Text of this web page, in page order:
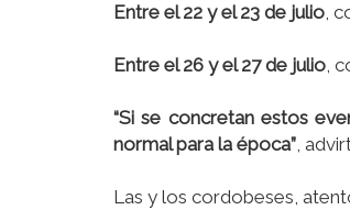
Entre el 22 y el 23 de julio,
Entre el 26 y el 27 de julio,
“Si se concretan estos
normal para la época”,
Las y los cordobeses,